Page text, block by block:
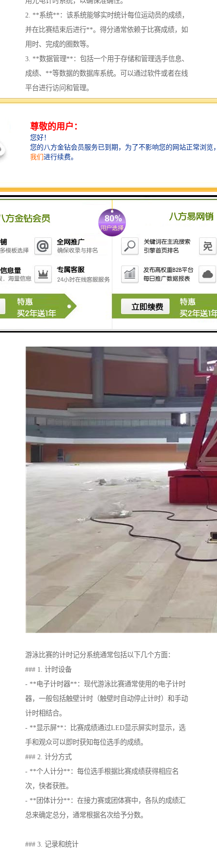
2. **系统**：该系统能够实时统计每位运动员的成绩，
并在比赛结束后进行**。得分通常依赖于比赛成绩，如
用时、完成的圈数等。
3. **数据管理**：包括一个用于存储和管理选手信息、
成绩、**等数据的数据库系统。可以通过软件或者在线
平台进行访问和管理。
4. **实时显示**：在比赛进行时，结果通常会在场馆的
成绩和**。
5. **规则遵循**：计时记分系统需要遵循国际泳联
（FINA）或其他相关组织的比赛规则，以确保比赛的公
6. **结果发布**：比赛结束后，系统会生成终成绩单，
众。
游泳计时记分系统的有效性对比赛的顺利进行和结果的
性至关重要。随着科技的发展，越来越多的游泳比赛开
游泳比赛的计时记分系统通常包括以下几个方面：
### 1. 计时设备
- **电子计时器**：现代游泳比赛通常使用的电子计时
器，一般包括触壁计时（触壁时自动停止计时）和手动
计时相结合。
- **显示屏**：比赛成绩通过LED显示屏实时显示，选
手和观众可以即时获知每位选手的成绩。
### 2. 计分方式
- **个人计分**：每位选手根据比赛成绩获得相应名
次，快者获胜。
- **团体计分**：在接力赛或团体赛中，各队的成绩汇
总来确定总分，通常根据名次给予分数。
### 3. 记录和统计